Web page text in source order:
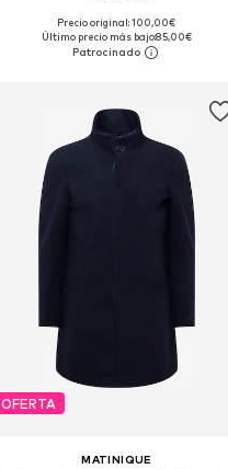
Disponible en muchas tallas
Añadir a la cesta
Precio original: 100,00€
Último precio más bajo:85,00€
OFERTA
MATINIQUE